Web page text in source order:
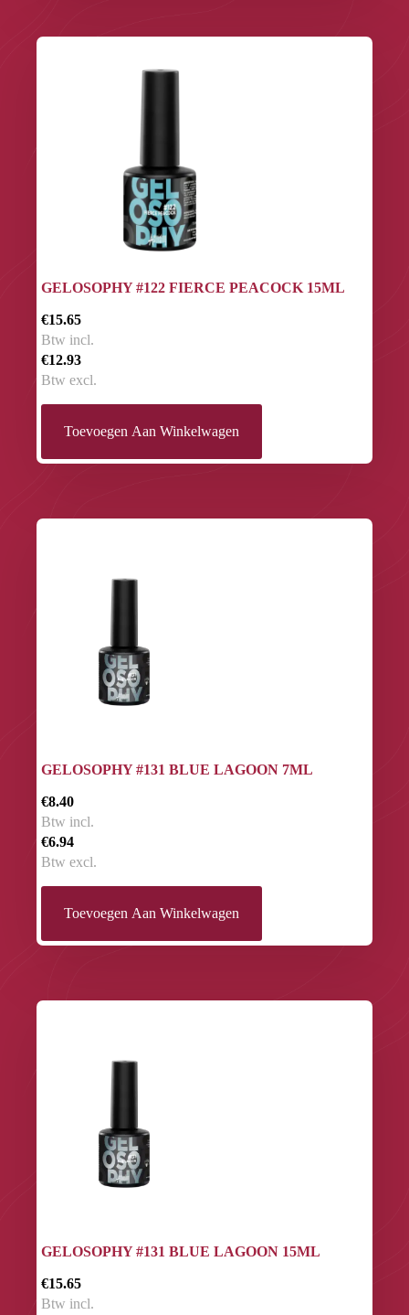
GELOSOPHY #122 FIERCE PEACOCK 15ML
€15.65
Btw incl.
€12.93
Btw excl.
Toevoegen Aan Winkelwagen
GELOSOPHY #131 BLUE LAGOON 7ML
€8.40
Btw incl.
€6.94
Btw excl.
Toevoegen Aan Winkelwagen
GELOSOPHY #131 BLUE LAGOON 15ML
€15.65
Btw incl.